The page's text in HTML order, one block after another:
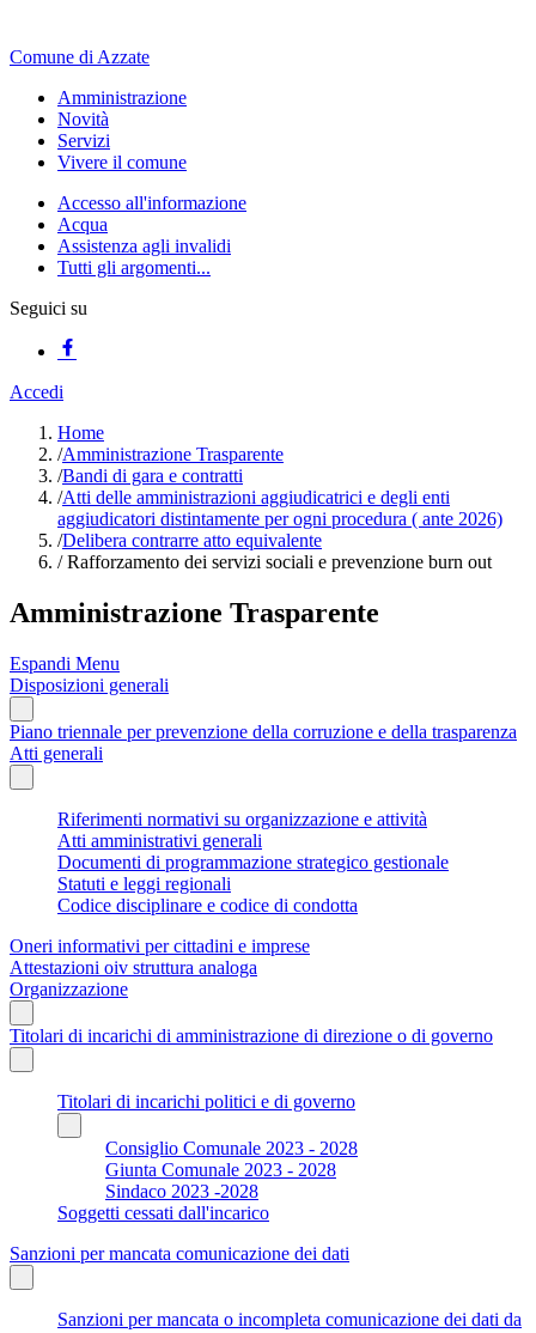
Comune di Azzate
Amministrazione
Novità
Servizi
Vivere il comune
Accesso all'informazione
Acqua
Assistenza agli invalidi
Tutti gli argomenti...
Seguici su
Accedi
Home
/Amministrazione Trasparente
/Bandi di gara e contratti
/Atti delle amministrazioni aggiudicatrici e degli enti
aggiudicatori distintamente per ogni procedura ( ante 2026)
/Delibera contrarre atto equivalente
/Rafforzamento dei servizi sociali e prevenzione burn out
Amministrazione Trasparente
Espandi Menu
Disposizioni generali
Piano triennale per prevenzione della corruzione e della trasparenza
Atti generali
Riferimenti normativi su organizzazione e attività
Atti amministrativi generali
Documenti di programmazione strategico gestionale
Statuti e leggi regionali
Codice disciplinare e codice di condotta
Oneri informativi per cittadini e imprese
Attestazioni oiv struttura analoga
Organizzazione
Titolari di incarichi di amministrazione di direzione o di governo
Titolari di incarichi politici e di governo
Consiglio Comunale 2023 - 2028
Giunta Comunale 2023 - 2028
Sindaco 2023 -2028
Soggetti cessati dall'incarico
Sanzioni per mancata comunicazione dei dati
Sanzioni per mancata o incompleta comunicazione dei dati da